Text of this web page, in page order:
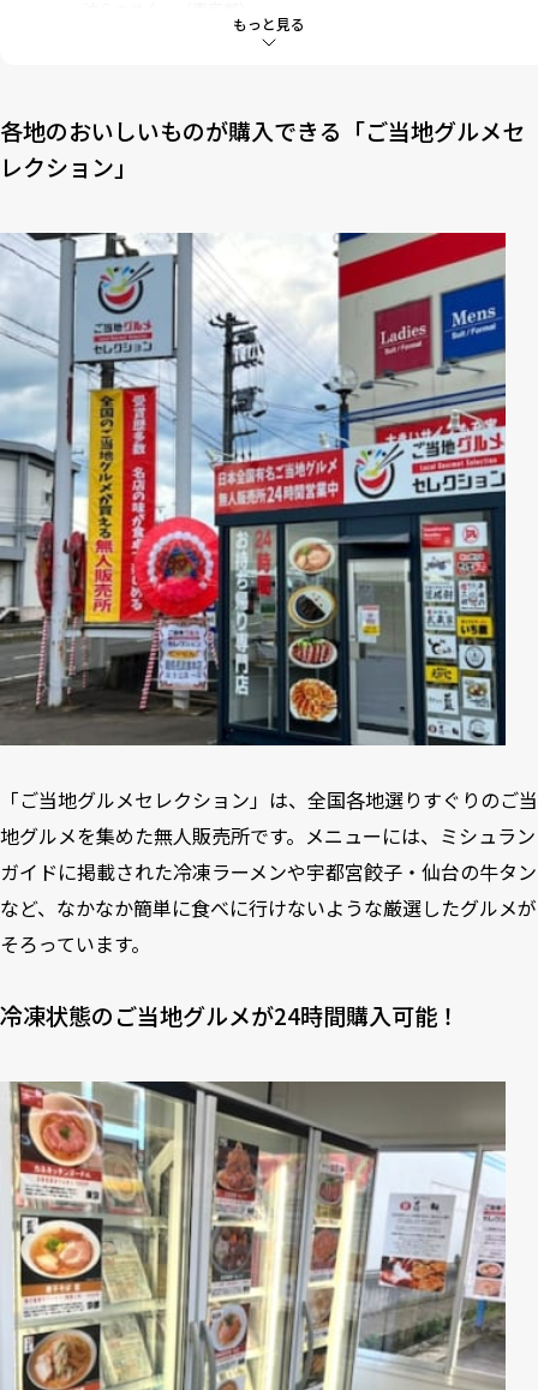
もっと見る
【ミシュランガイド掲載店】煮干そば藍「柚子塩煮干ラーメ
3-4
吉祥寺武蔵家「家系MAX」（東京都）
3-5
東京スタイル鶏らーめん ど・みそ鶏「ラーメン齋藤鶏治郎」
（東京都）
3-7
自家製麺 No11「豚入りラーメン」（東京都）
3-8
自家製麺 No11「汁なし麻婆・冷凍豆腐付き」（東京都）
麺処若武者 本店「福島三大鶏の福島鶏白湯」（福島県）
3-10
青竹手打ちラーメン 麺や大山「佐野ラーメン」（栃木県）
3-11
景勝軒 高崎総本店「上州もりそば」（群馬県）
3-12
白河手打ち中華そば 一番いちばん「白河手打ち中華そば」
（東京都）
3-13
「雷神餃子」（千葉県）
3-14
大連餃子基地DALIAN「大連餃子」（神奈川県）
3-15
味の牛たん 喜助「職人仕込み牛タンしお味」（宮城県）
3-16
味の牛たん 喜助「プレミアム牛タンカレー」（宮城県）
3-17
味の牛たん 喜助「プレミアム牛タンシチュー」（宮城県）
各地のおいしいものが購入できる「ご当地グルメセ
レクション」
「ご当地グルメセレクション」は、全国各地選りすぐりのご当
地グルメを集めた無人販売所です。メニューには、ミシュラン
ガイドに掲載された冷凍ラーメンや宇都宮餃子・仙台の牛タン
など、なかなか簡単に食べに行けないような厳選したグルメが
そろっています。
冷凍状態のご当地グルメが24時間購入可能！